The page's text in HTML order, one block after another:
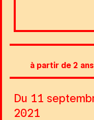
à partir de 2 ans
Du 11
2021